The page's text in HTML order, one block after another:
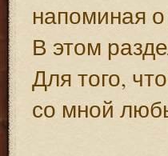
напоминая
В этом
Для того,
со мной